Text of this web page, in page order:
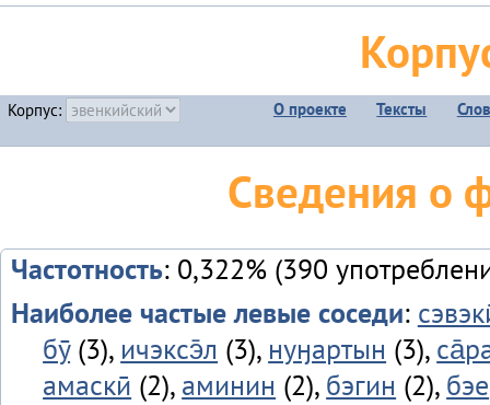
Корпус: О проекте Тексты
Сведения о
Частотность: 0,322% (390
Наиболее частые левые соседи:
бӯ(3), ичэксэ̄л (3), нуӈартын (3),
амаскӣ (2), аминин (2), бэгин (2), бэе